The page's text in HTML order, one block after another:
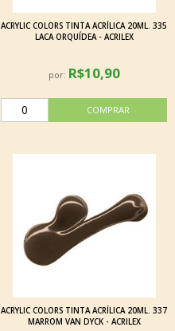
ACRYLIC COLORS TINTA ACRÍLICA 20ML. 335
LACA ORQUÍDEA - ACRILEX
por: R$10,90
ACRYLIC COLORS TINTA ACRÍLICA 20ML. 337
MARROM VAN DYCK - ACRILEX